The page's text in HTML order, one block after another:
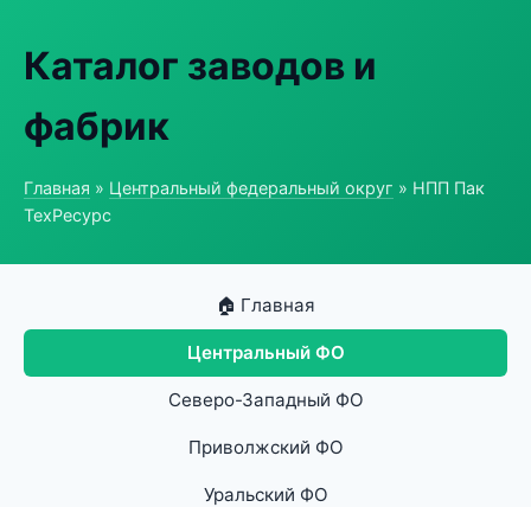
Каталог заводов и
фабрик
Главная » Центральный федеральный округ » НПП Пак
ТехРесурс
🏠 Главная
Центральный ФО
Северо-Западный ФО
Приволжский ФО
Уральский ФО